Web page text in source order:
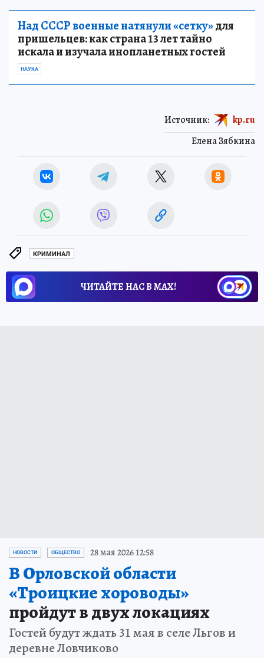
Над СССР военные натянули «сетку»для
пришельцев: как страна 13 лет тайно
искала и изучала инопланетных гостей
НАУКА
Елена Зябкина
Источник: kp.ru
КРИМИНАЛ
ЧИТАЙТЕ НАС В МАХ!
НОВОСТИ ОБЩЕСТВО 28 мая 2026 12:58
В Орловской области
«Троицкие хороводы»
пройдут в двух локациях
Гостей будут ждать 31 мая в селе Льгов и
деревне Ловчиково